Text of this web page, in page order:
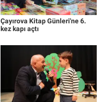
Çayırova Kitap Günleri'ne 6.
kez kapı açtı